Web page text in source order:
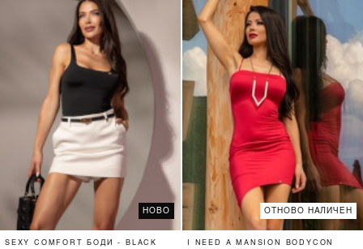
НОВО
SEXY COMFORT БОДИ - BLACK
ОТНОВО НАЛИЧЕН
I NEED A MANSION BODYCON